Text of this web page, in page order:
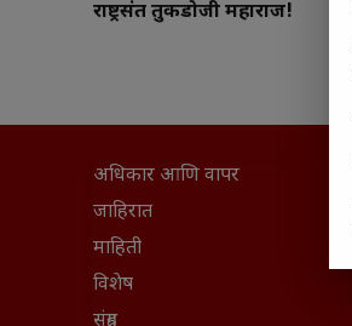
राष्ट्रसंत तुकडोजी महाराज!
अधिकार आणि वापर
जाहिरात
माहिती
विशेष